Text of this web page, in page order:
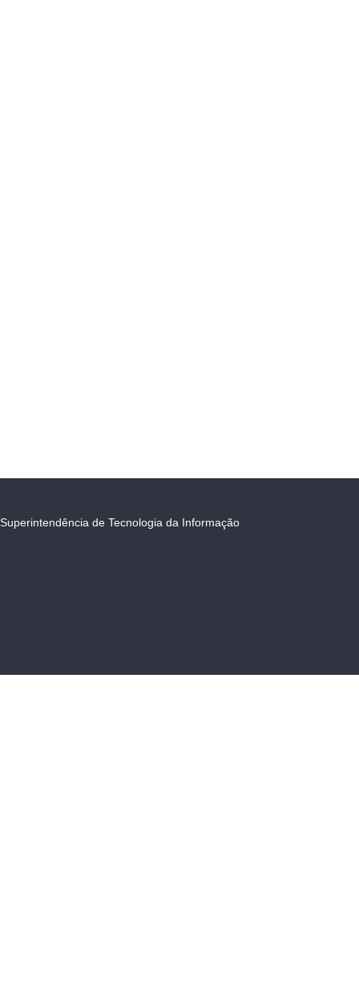
Superintendência de Tecnologia da Informação